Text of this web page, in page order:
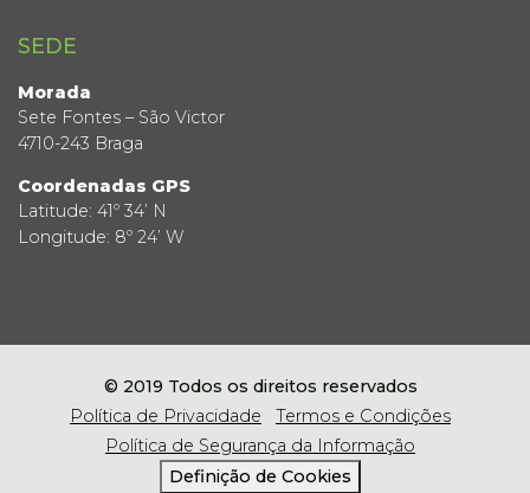
SEDE
Morada
Sete Fontes – São Victor
4710-243 Braga
Coordenadas GPS
Latitude: 41º 34’ N
Longitude: 8º 24’ W
© 2019 Todos os direitos reservados
Política de Privacidade
Termos e Condições
Política de Segurança da Informação
Definição de Cookies